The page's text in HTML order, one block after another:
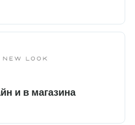
и в магазина